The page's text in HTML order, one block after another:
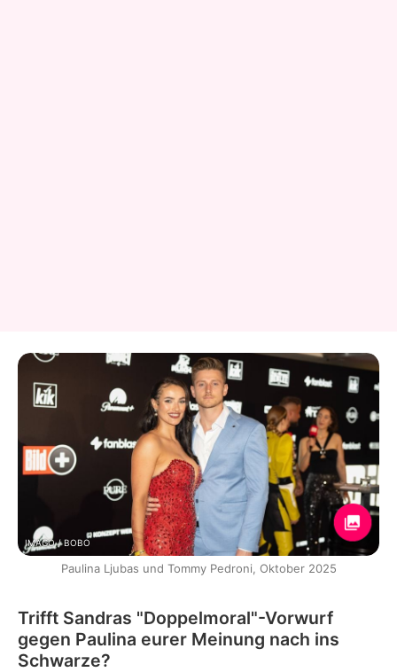
IMAGO / BOBO
Paulina Ljubas und Tommy Pedroni, Oktober 2025
Trifft Sandras "Doppelmoral"-Vorwurf
gegen Paulina eurer Meinung nach ins
Schwarze?